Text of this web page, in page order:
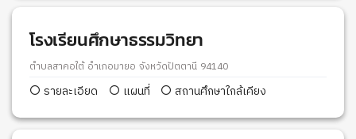
โรงเรียนศึกษาธรรมวิทยา
ตำบลสาคอใต้ อำเภอมายอ จังหวัดปัตตานี 94140
รายละเอียด แผนที่ สถานศึกษาใกล้เคียง